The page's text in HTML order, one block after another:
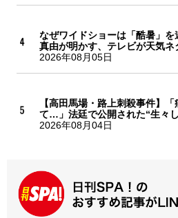
なぜワイドショーは「酷暑」を
真由が明かす、テレビが天気ネ
2026年08月05日
【高田馬場・路上刺殺事件】
て…」法廷で公開された“生々
2026年08月04日